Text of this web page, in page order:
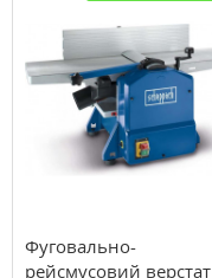
Фуговально-
рейсмусовий верстат